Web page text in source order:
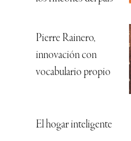
Pierre Rainero,
innovación con
vocabulario propio
El hogar inteligente